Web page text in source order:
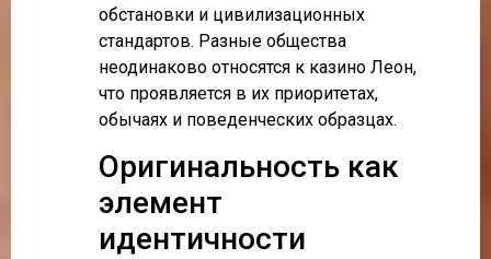
обстановки и цивилизационных
стандартов. Разные общества
неодинаково относятся к казино Леон,
что проявляется в их приоритетах,
обычаях и поведенческих образцах.
Оригинальность как
элемент
идентичности